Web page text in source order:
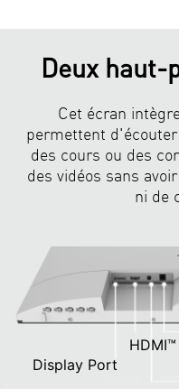
Deux
Cet écran
permettent
des cours ou des
des vidéos sans
ni de
Display Port
HDMI™